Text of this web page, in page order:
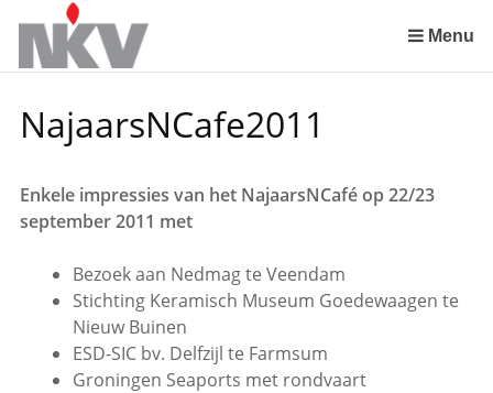
links
over
naar
de
Spring
naar
menu
Menu
NajaarsNCafe2011
Enkele impressies van het NajaarsNCafé op 22/23
september 2011 met
Bezoek aan Nedmag te Veendam
Stichting Keramisch Museum Goedewaagen te
Nieuw Buinen
ESD-SIC bv. Delfzijl te Farmsum
Groningen Seaports met rondvaart